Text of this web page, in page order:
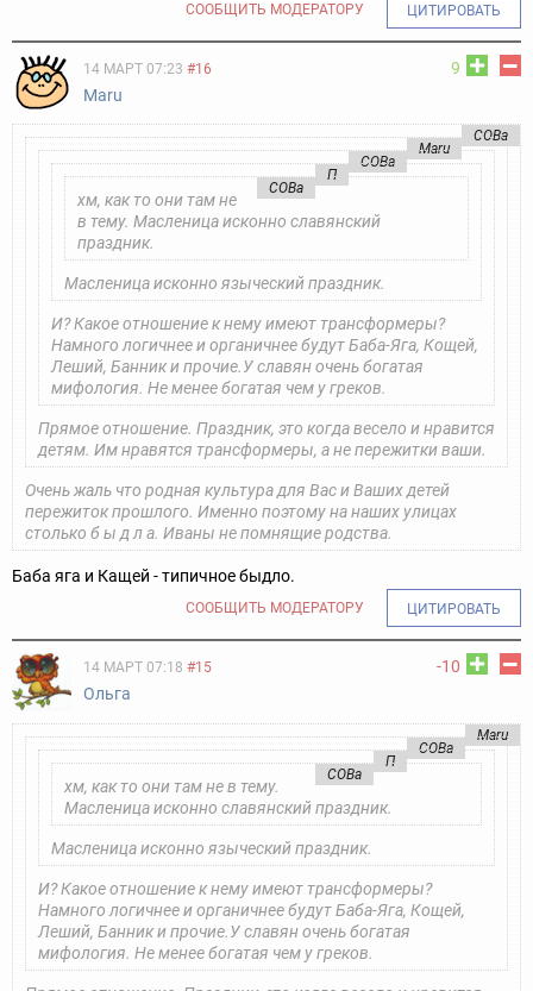
СООБЩИТЬ МОДЕРАТОРУ ЦИТИРОВАТЬ
9
14 МАРТ 07:23 #16
Maru
COBa
Maru
COBa
П
COBa
хм, как то они там не
в тему. Масленица исконно славянский
праздник.
Масленица исконно языческий праздник.
И? Какое отношение к нему имеют трансформеры?
Намного логичнее и органичнее будут Баба-Яга, Кощей,
Леший, Банник и прочие.У славян очень богатая
мифология. Не менее богатая чем у греков.
Прямое отношение. Праздник, это когда весело и нравится
детям. Им нравятся трансформеры, а не пережитки ваши.
Очень жаль что родная культура для Вас и Ваших детей
пережиток прошлого. Именно поэтому на наших улицах
столько б ы д л а. Иваны не помнящие родства.
Баба яга и Кащей - типичное быдло.
СООБЩИТЬ МОДЕРАТОРУ ЦИТИРОВАТЬ
-10
14 МАРТ 07:18 #15
Ольга
Maru
COBa
П
COBa
хм, как то они там не в тему.
Масленица исконно славянский праздник.
Масленица исконно языческий праздник.
И? Какое отношение к нему имеют трансформеры?
Намного логичнее и органичнее будут Баба-Яга, Кощей,
Леший, Банник и прочие.У славян очень богатая
мифология. Не менее богатая чем у греков.